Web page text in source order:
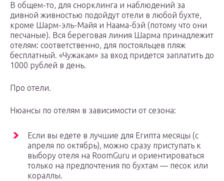
В общем-то, для снорклинга и наблюдений за
дивной живностью подойдут отели в любой бухте,
кроме Шарм-эль-Майя и Наама-бэй (потому что они
песчаные). Вся береговая линия Шарма принадлежит
отелям: соответственно, для постояльцев пляж
бесплатный. «Чужакам» за вход придется заплатить до
1000 рублей в день.
Про отели.
Нюансы по отелям в зависимости от сезона:
Если вы едете в лучшие для Египта месяцы (с
апреля по октябрь), можно сразу приступать к
выбору отеля на RoomGuru и ориентироваться
только на предпочтения по бухтам — песок или
кораллы.